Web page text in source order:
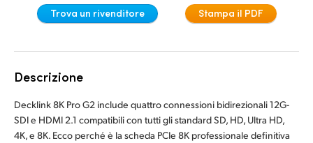
France
Hong Kong SAR, China
India
Italia
Trova un rivenditore Stampa il PDF
Descrizione
Decklink 8K Pro G2 include quattro connessioni bidirezionali 12G-
SDI e HDMI 2.1 compatibili con tutti gli standard SD, HD, Ultra HD,
4K, e 8K. Ecco perché è la scheda PCIe 8K professionale definitiva